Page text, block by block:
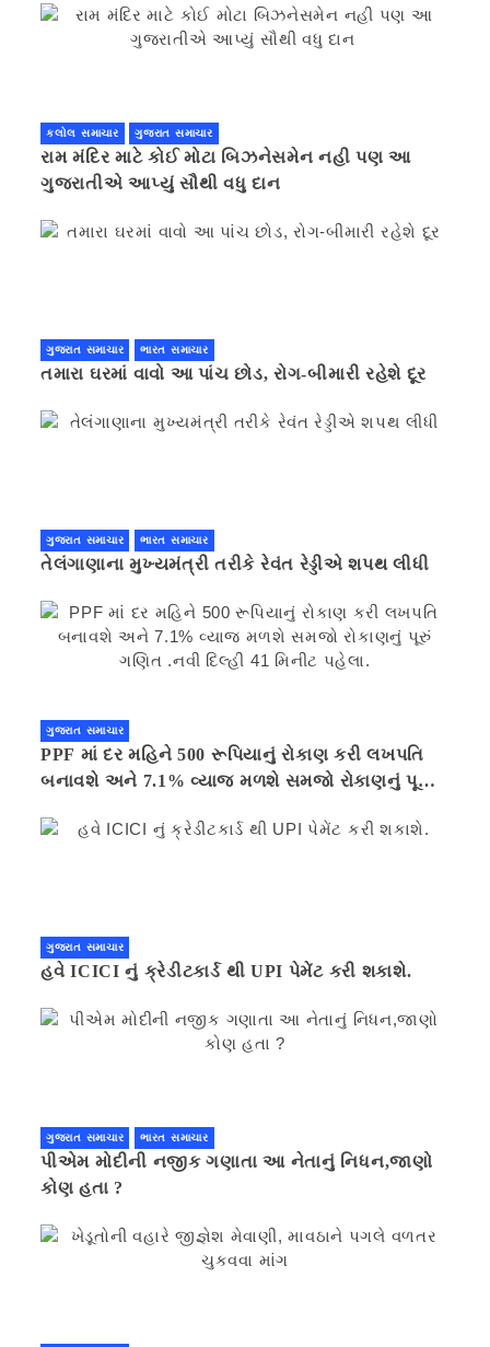
કલોલ સમાચાર ગુજરાત સમાચાર
રામ મંદિર માટે કોઈ મોટા બિઝનેસમેન નહી પણ આ
ગુજરાતીએ આપ્યું સૌથી વધુ દાન
ગુજરાત સમાચાર ભારત સમાચાર
તમારા ઘરમાં વાવો આ પાંચ છોડ, રોગ-બીમારી રહેશે દૂર
ગુજરાત સમાચાર ભારત સમાચાર
તેલંગાણાના મુખ્યમંત્રી તરીકે રેવંત રેડ્ડીએ શપથ લીધી
ગુજરાત સમાચાર
PPF માં દર મહિને 500 રૂપિયાનું રોકાણ કરી લખપતિ
બનાવશે અને 7.1% વ્યાજ મળશે સમજો રોકાણનું પૂરું
ગુજરાત સમાચાર
હવે ICICI નું ક્રેડીટકાર્ડ થી UPI પેમેંટ કરી શકાશે.
ગુજરાત સમાચાર ભારત સમાચાર
પીએમ મોદીની નજીક ગણાતા આ નેતાનું નિધન,જાણો
કોણ હતા ?